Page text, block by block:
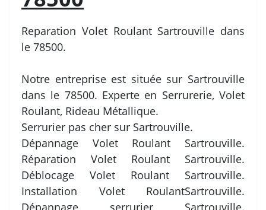
Reparation Volet Roulant Sartrouville dans
le 78500.
Notre entreprise est située sur Sartrouville
dans le 78500. Experte en Serrurerie, Volet
Roulant, Rideau Métallique.
Serrurier pas cher sur Sartrouville.
Dépannage Volet Roulant Sartrouville.
Réparation Volet Roulant Sartrouville.
Déblocage Volet Roulant Sartrouville.
Installation Volet RoulantSartrouville.
Dépannage serrurier Sartrouville.